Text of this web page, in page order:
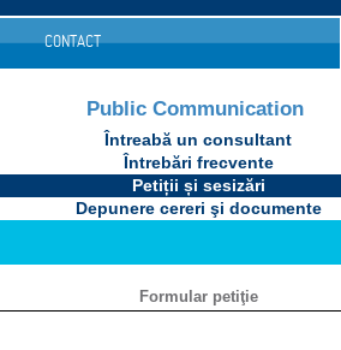
CONTACT
Public Communication
Întreabă un consultant
Întrebări frecvente
Petiții și sesizări
Depunere cereri şi documente
Formular petiţie